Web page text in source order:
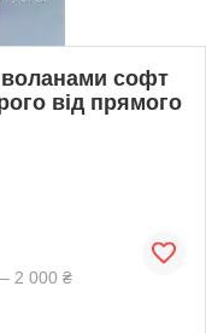
воланами софт
від прямого
2 000 ₴